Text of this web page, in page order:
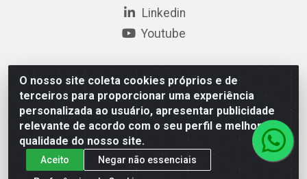
O nosso site coleta cookies próprios e de
terceiros para proporcionar uma experiência
personalizada ao usuário, apresentar publicidade
relevante de acordo com o seu perfil e melhorar a
qualidade do nosso site.
Aceito
Negar não essenciais
Linkedin
Youtube
Cescom Distribuidor - Rodovia BR 101, Km 163, S/N – Rio
Quartel, Linhares/ES – CEP 29.900-983 – CNPJ
27.724.509/0001-33